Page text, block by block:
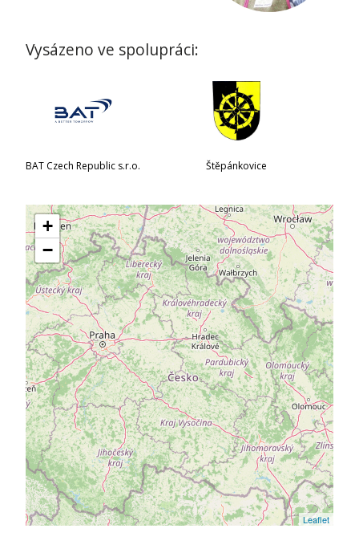
Vysázeno ve spolupráci:
BAT Czech Republic s.r.o. Štěpánkovice
+
−
Leaflet